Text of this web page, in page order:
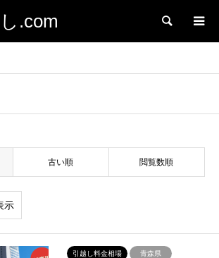
.com 検索
古い順 閲覧数順
示
引越し料金相場 青森県